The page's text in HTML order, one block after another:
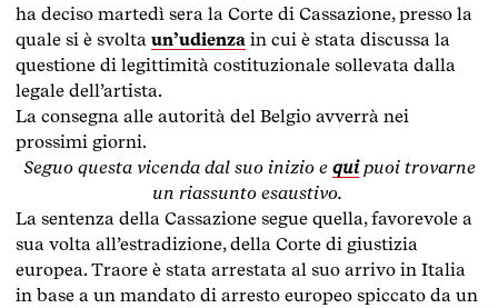
ha deciso martedì sera la Corte di Cassazione, presso la
quale si è svolta un’udienza in cui è stata discussa la
questione di legittimità costituzionale sollevata dalla
legale dell’artista.
La consegna alle autorità del Belgio avverrà nei
prossimi giorni.
Seguo questa vicenda dal suo inizio e quipuoi trovarne
un riassunto esaustivo.
La sentenza della Cassazione segue quella, favorevole a
sua volta all’estradizione, della Corte di giustizia
europea. Traore è stata arrestata al suo arrivo in Italia
in base a un mandato di arresto europeo spiccato da un